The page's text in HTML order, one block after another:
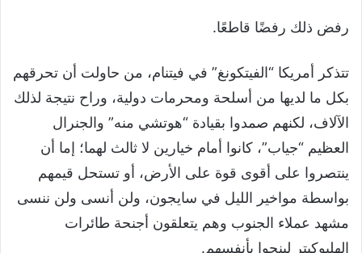
رفض ذلك رفضًا قاطعًا.
تتذكر أمريكا “الفيتكونغ” في فيتنام، من حاولت أن تحرقهم
بكل ما لديها من أسلحة ومحرمات دولية، وراح نتيجة لذلك
الآلاف، لكنهم صمدوا بقيادة “هوتشي منه” والجنرال
العظيم “جياب”، كانوا أمام خيارين لا ثالث لهما؛ إما أن
ينتصروا على أقوى قوة على الأرض، أو تستحل قيمهم
بواسطة مواخير الليل في سايجون، ولن أنسى ولن ننسى
مشهد عملاء الجنوب وهم يتعلقون أجنحة طائرات
الهليوكبتر لينجوا بأنفسهم.